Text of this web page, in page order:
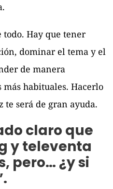
Hay que tener
dominar el tema y el
de manera
más habituales. Hacerlo
te será de gran ayuda.
claro que
y televenta
pero… ¿y si